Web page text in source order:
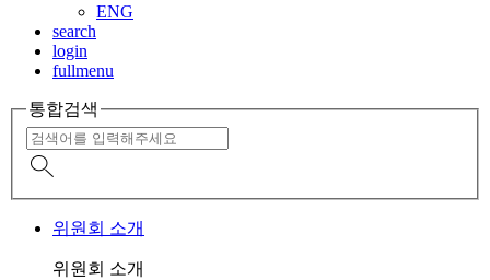
ENG
search
login
fullmenu
통합검색
위원회 소개
위원회 소개